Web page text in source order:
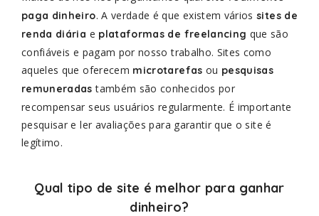
paga dinheiro. A verdade é que existem váriossites de
renda diária e plataformas de freelancing que são
confiáveis e pagam por nosso trabalho. Sites como
aqueles que oferecem microtarefas ou pesquisas
remuneradas também são conhecidos por
recompensar seus usuários regularmente. É importante
pesquisar e ler avaliações para garantir que o site é
legítimo.
Qual tipo de site é melhor para ganhar
dinheiro?